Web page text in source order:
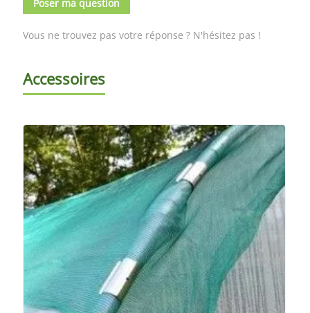
Poser ma question
Vous ne trouvez pas votre réponse ? N'hésitez pas !
Accessoires